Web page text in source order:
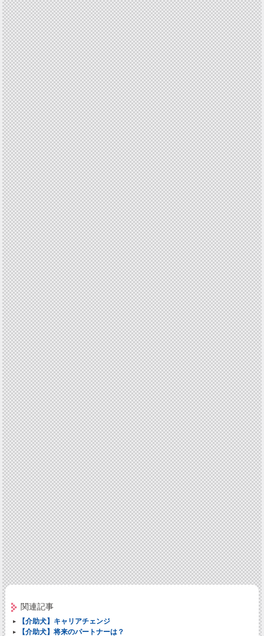
関連記事
【介助犬】キャリアチェンジ
【介助犬】将来のパートナーは？